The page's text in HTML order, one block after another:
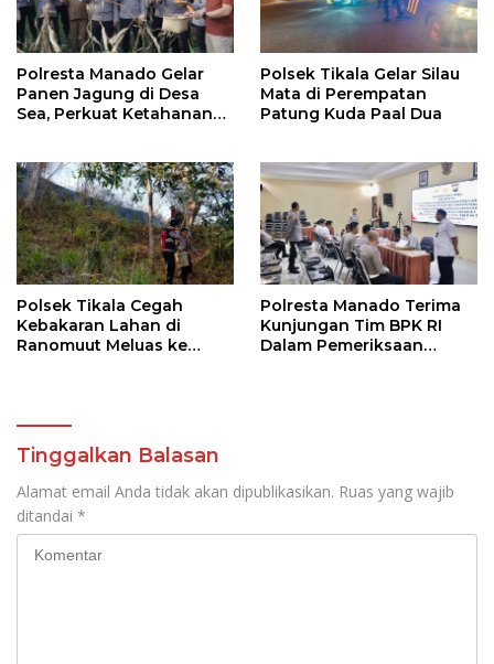
Polresta Manado Gelar
Panen Jagung di Desa
Sea, Perkuat Ketahanan
Polsek Tikala Gelar Silau
Mata di Perempatan
Patung Kuda Paal Dua
Polsek Tikala Cegah
Kebakaran Lahan di
Ranomuut Meluas ke
Polresta Manado Terima
Kunjungan Tim BPK RI
Dalam Pemeriksaan
Tinggalkan Balasan
Alamat email Anda tidak akan dipublikasikan. Ruas yang wajib
ditandai *